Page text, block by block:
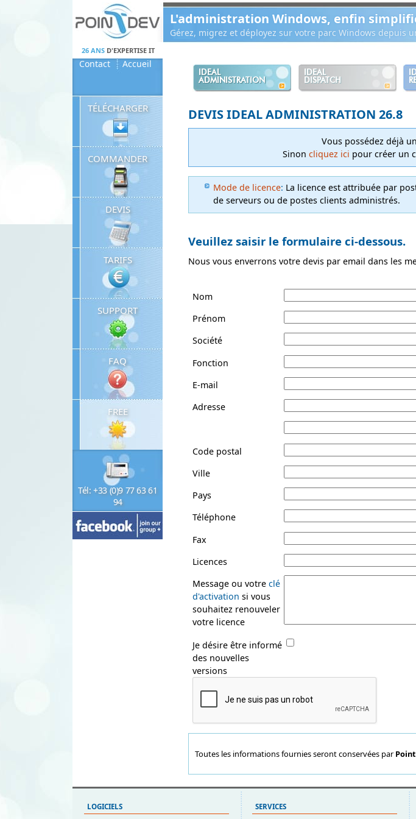
L'administration Windows, enfin
Gérez, migrez et déployez sur votre parc Windows depuis
26 ANS D'EXPERTISE IT
Contact Accueil
IDEAL
ADMINISTRATION
IDEAL
DISPATCH
TÉLÉCHARGER
COMMANDER
DEVIS
TARIFS
SUPPORT
FAQ
FREE
Tél: +33 (0)9 77 63 61
94
DEVIS IDEAL ADMINISTRATION 26.8
Vous possédez déjà
Sinon cliquez ici pour créer un
Mode de licence: La licence est attribuée par
de serveurs ou de postes clients administrés.
Veuillez saisir le formulaire ci-dessous.
Nous vous enverrons votre devis par email dans les
Nom
Prénom
Société
Fonction
E-mail
Adresse
Code postal
Ville
Pays
Téléphone
Fax
Licences
Message ou votreclé
d'activation si vous
souhaitez renouveler
votre licence
Je désire être informé
des nouvelles
versions
Toutes les informations fournies seront conservées par
LOGICIELS SERVICES
Panneau de gestion des cookies